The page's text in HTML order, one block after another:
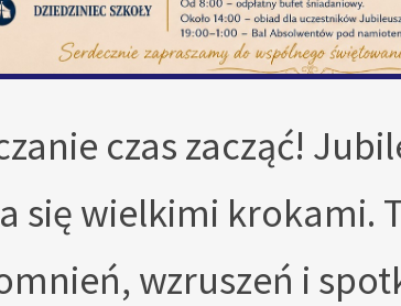
czas zacząć!
się wielkimi krokami.
wzruszeń i